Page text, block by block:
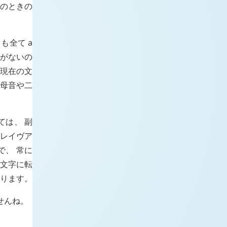
ときの
全て a
ないの
在の文
音や二
は、 副
イヴア
、 常に
字に転
ます。
ね。